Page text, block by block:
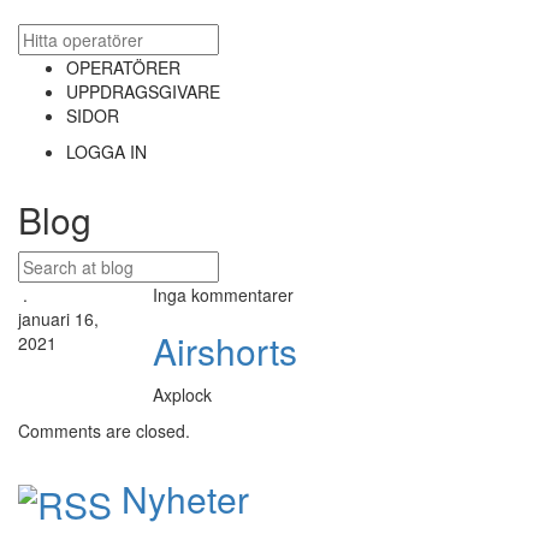
OPERATÖRER
UPPDRAGSGIVARE
SIDOR
LOGGA IN
Blog
.
januari 16,
2021
Inga kommentarer
Airshorts
Axplock
Comments are closed.
Nyheter